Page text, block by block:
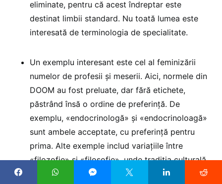
eliminate, pentru că acest îndreptar este
destinat limbii standard. Nu toată lumea este
interesată de terminologia de specialitate.
Un exemplu interesant este cel al feminizării
numelor de profesii și meserii. Aici, normele din
DOOM au fost preluate, dar fără etichete,
păstrând însă o ordine de preferință. De
exemplu, «endocrinologă» și «endocrinoloagă»
sunt ambele acceptate, cu preferință pentru
prima. Alte exemple includ variațiile între
«filozofie» și «filosofie», unde tradiția culturală
a fost respectată. A dispărut indicația «livresc»,